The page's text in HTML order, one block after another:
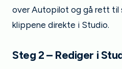
over Autopilot og gå rett til
klippene direkte i Studio.
Steg 2 – Rediger i